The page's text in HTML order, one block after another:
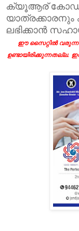
ക്യൂആര് കോഡ്
ലഭിക്കാൻ
ഈ സൈറ്റിൽ വരുന്ന
ഉണ്ടായിരിക്കുന്നതല്ല.